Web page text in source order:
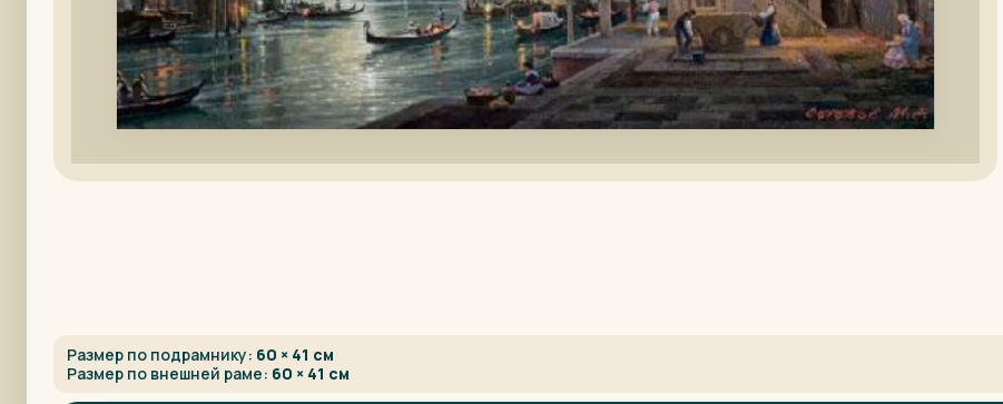
Размер по подрамнику: 60 × 41 см
Размер по внешней раме: 60 × 41 см